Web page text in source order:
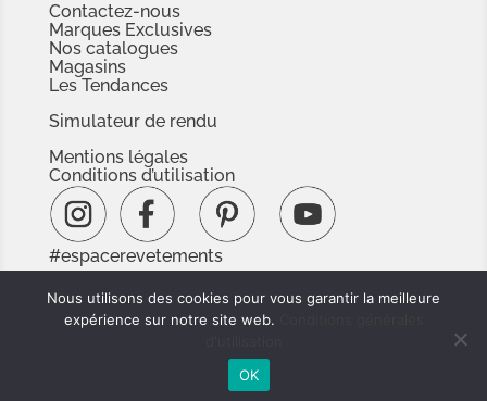
Contactez-nous
Marques Exclusives
Nos catalogues
Magasins
Les Tendances
Simulateur de rendu
Mentions légales
Conditions d’utilisation
#espacerevetements
www.espacedoc.fr
www.signnaturedexception.com
Nous utilisons des cookies pour vous garantir la meilleure
expérience sur notre site web.
OK